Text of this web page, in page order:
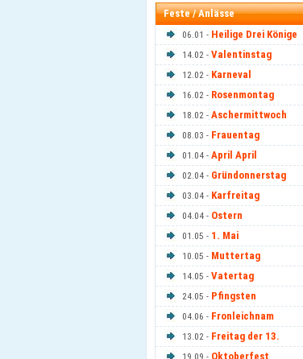
Feste / Anlässe
06.01 - Heilige Drei Könige
14.02 - Valentinstag
12.02 - Karneval
16.02 - Rosenmontag
18.02 - Aschermittwoch
08.03 - Frauentag
01.04 - April April
02.04 - Gründonnerstag
03.04 - Karfreitag
04.04 - Ostern
01.05 - 1. Mai
10.05 - Muttertag
14.05 - Vatertag
24.05 - Pfingsten
04.06 - Fronleichnam
13.02 - Freitag der 13.
19.09 - Oktoberfest